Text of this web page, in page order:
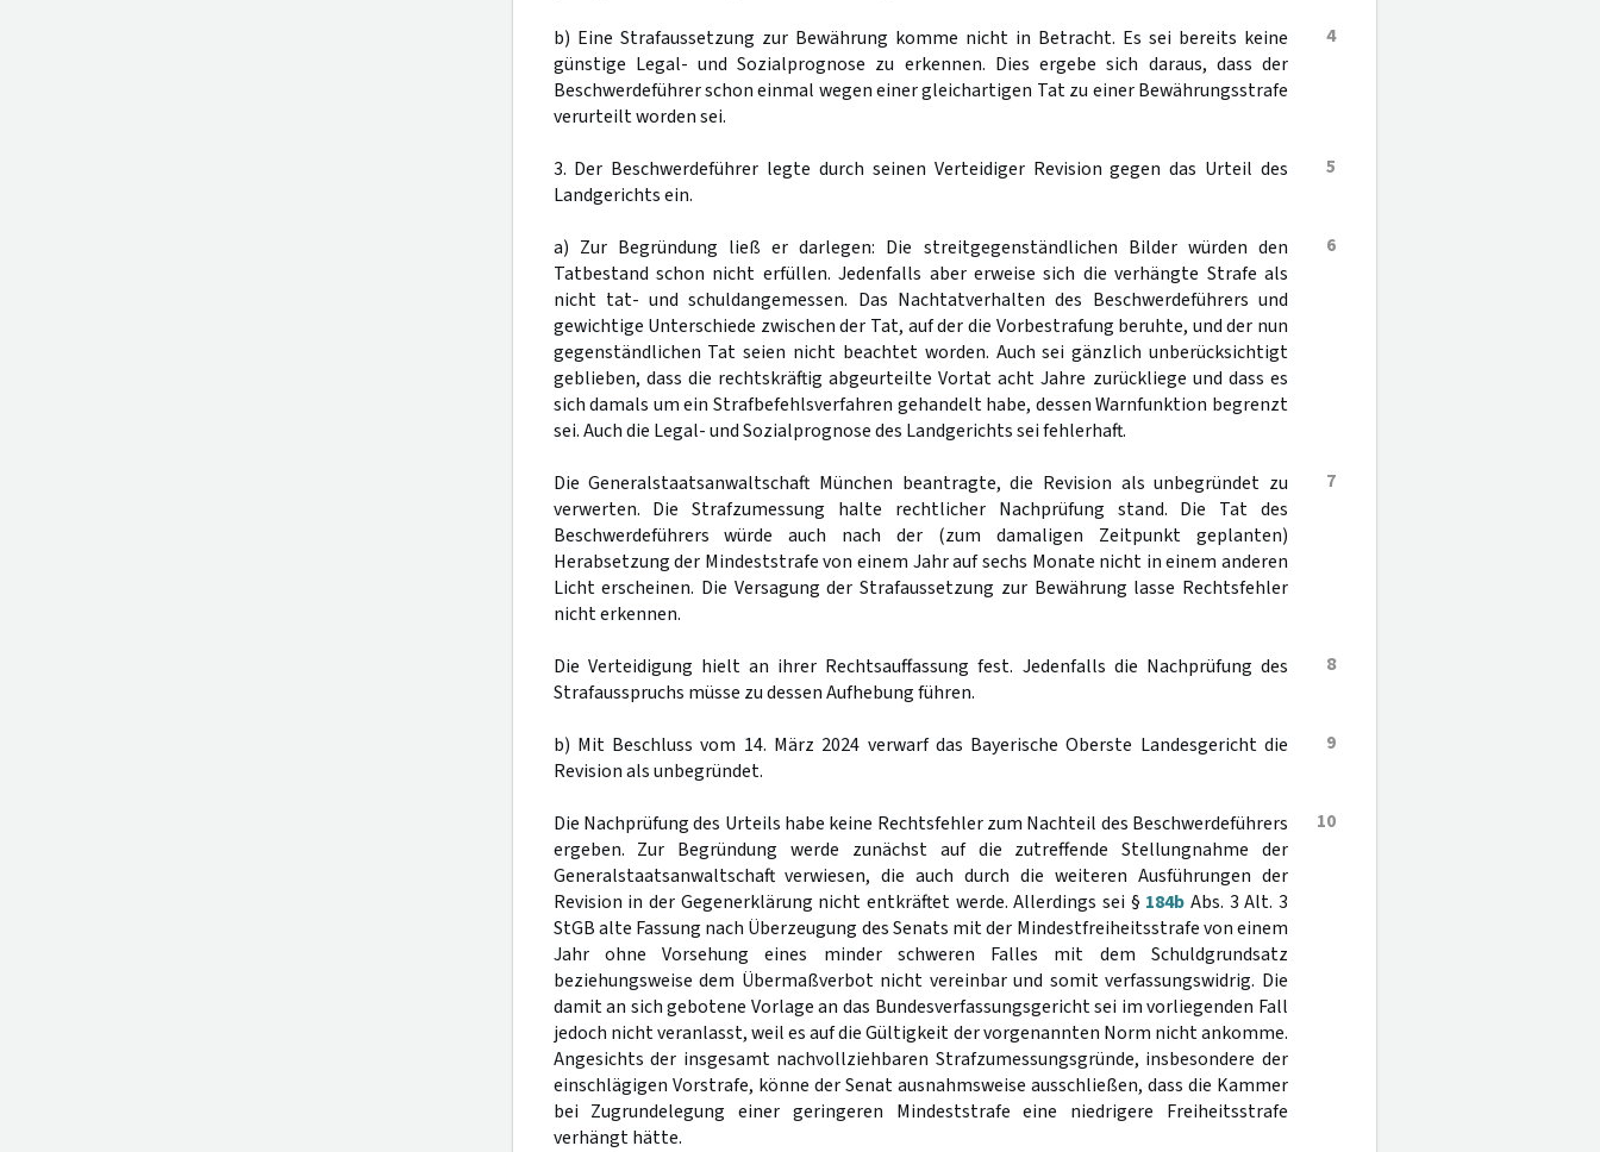
4
b) Eine Strafaussetzung zur Bewährung komme nicht in Betracht. Es sei bereits keine
günstige Legal- und Sozialprognose zu erkennen. Dies ergebe sich daraus, dass der
Beschwerdeführer schon einmal wegen einer gleichartigen Tat zu einer Bewährungsstrafe
verurteilt worden sei.
5
3. Der Beschwerdeführer legte durch seinen Verteidiger Revision gegen das Urteil des
Landgerichts ein.
6
a) Zur Begründung ließ er darlegen: Die streitgegenständlichen Bilder würden den
Tatbestand schon nicht erfüllen. Jedenfalls aber erweise sich die verhängte Strafe als
nicht tat- und schuldangemessen. Das Nachtatverhalten des Beschwerdeführers und
gewichtige Unterschiede zwischen der Tat, auf der die Vorbestrafung beruhte, und der nun
gegenständlichen Tat seien nicht beachtet worden. Auch sei gänzlich unberücksichtigt
geblieben, dass die rechtskräftig abgeurteilte Vortat acht Jahre zurückliege und dass es
sich damals um ein Strafbefehlsverfahren gehandelt habe, dessen Warnfunktion begrenzt
sei. Auch die Legal- und Sozialprognose des Landgerichts sei fehlerhaft.
7
Die Generalstaatsanwaltschaft München beantragte, die Revision als unbegründet zu
verwerten. Die Strafzumessung halte rechtlicher Nachprüfung stand. Die Tat des
Beschwerdeführers würde auch nach der (zum damaligen Zeitpunkt geplanten)
Herabsetzung der Mindeststrafe von einem Jahr auf sechs Monate nicht in einem anderen
Licht erscheinen. Die Versagung der Strafaussetzung zur Bewährung lasse Rechtsfehler
nicht erkennen.
8
Die Verteidigung hielt an ihrer Rechtsauffassung fest. Jedenfalls die Nachprüfung des
Strafausspruchs müsse zu dessen Aufhebung führen.
9
b) Mit Beschluss vom 14. März 2024 verwarf das Bayerische Oberste Landesgericht die
Revision als unbegründet.
10
Die Nachprüfung des Urteils habe keine Rechtsfehler zum Nachteil des Beschwerdeführers
ergeben. Zur Begründung werde zunächst auf die zutreffende Stellungnahme der
Generalstaatsanwaltschaft verwiesen, die auch durch die weiteren Ausführungen der
Revision in der Gegenerklärung nicht entkräftet werde. Allerdings sei § 184b Abs. 3 Alt. 3
StGB alte Fassung nach Überzeugung des Senats mit der Mindestfreiheitsstrafe von einem
Jahr ohne Vorsehung eines minder schweren Falles mit dem Schuldgrundsatz
beziehungsweise dem Übermaßverbot nicht vereinbar und somit verfassungswidrig. Die
damit an sich gebotene Vorlage an das Bundesverfassungsgericht sei im vorliegenden Fall
jedoch nicht veranlasst, weil es auf die Gültigkeit der vorgenannten Norm nicht ankomme.
Angesichts der insgesamt nachvollziehbaren Strafzumessungsgründe, insbesondere der
einschlägigen Vorstrafe, könne der Senat ausnahmsweise ausschließen, dass die Kammer
bei Zugrundelegung einer geringeren Mindeststrafe eine niedrigere Freiheitsstrafe
verhängt hätte.